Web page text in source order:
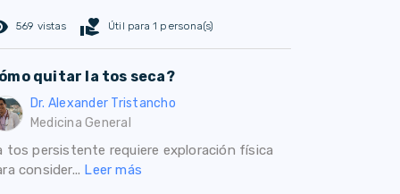
569 vistas volunteer_activism Útil para 1 persona(s)
quitar la tos seca?
Dr. Alexander Tristancho
Medicina General
tos persistente requiere exploración física
consider... Leer más